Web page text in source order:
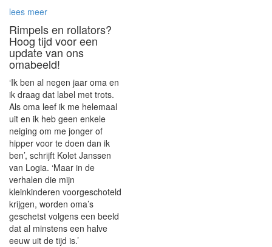
lees meer
Rimpels en rollators?
Hoog tijd voor een
update van ons
omabeeld!
‘Ik ben al negen jaar oma en
ik draag dat label met trots.
Als oma leef ik me helemaal
uit en ik heb geen enkele
neiging om me jonger of
hipper voor te doen dan ik
ben’, schrijft Kolet Janssen
van Logia. ‘Maar in de
verhalen die mijn
kleinkinderen voorgeschoteld
krijgen, worden oma’s
geschetst volgens een beeld
dat al minstens een halve
eeuw uit de tijd is.’